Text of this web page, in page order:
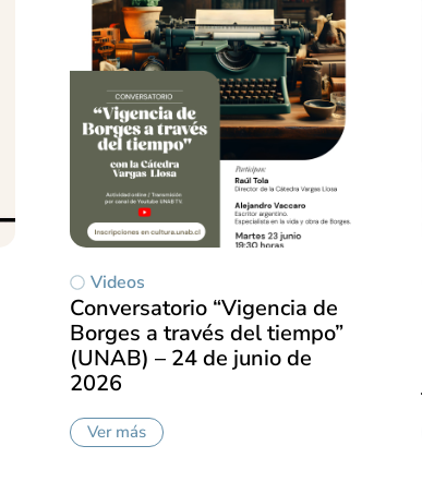
Videos
Conversatorio “Vigencia de
Borges a través del tiempo”
(UNAB) – 24 de junio de
2026
Ver más